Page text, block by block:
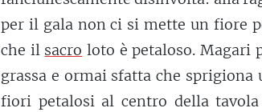
per il gala non ci si mette un fiore
che il sacro loto è petaloso. Magari
grassa e ormai sfatta che sprigiona
fiori petalosi al centro della